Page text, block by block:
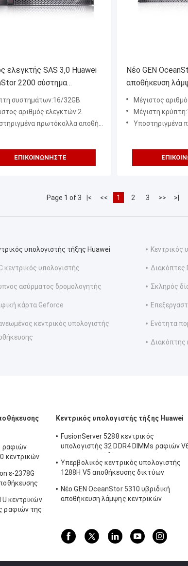
ελεγκτής SAS 3,0 Huawei
2200 σύστημα
V5 16GB 32GB
συστημάτων:16/32GB
αριθμός ελεγκτών:2
πρωτόκολλα αποθήκευσης:FC, ISCSI, NFS, CIFS, HTTP, FTP
ΕΠΙΚΟΙΝΩΝΉΣΤΕ
Νέο GEN
αποθήκευση
υπολογιστών
Μέγιστος αριθμός
Μέγιστη
Υποστηριγμένα πρωτόκολλα αποθήκευσης:FC, iSCSI,
Page 1 of 3 |< << 1 2 3 >> >|
υπολογιστής τήξης Huawei Κεντρικός
κεντρικός υπολογιστής Διακόπτες
ασύρματος δρομολογητής Σκληρός
κάρτα Geforce
κεντρικός υπολογιστής
Ενότητα
Διακόπτης
ραφιών
κεντρικών
ε-2378G
κεντρικών
ραφιών της
Κεντρικός υπολογιστής τήξης Huawei
FusionServer 5288 κεντρικός
υπολογιστής 32 DDR4 DIMMs ραφιών
Υπερβολικός κεντρικός υπολογιστής
1288H V5 αποθήκευσης δικτύων
Huawei υψηλής πυκνότητας
Νέο GEN OceanStor 5310 υβριδική
αποθήκευση λάμψης κεντρικών